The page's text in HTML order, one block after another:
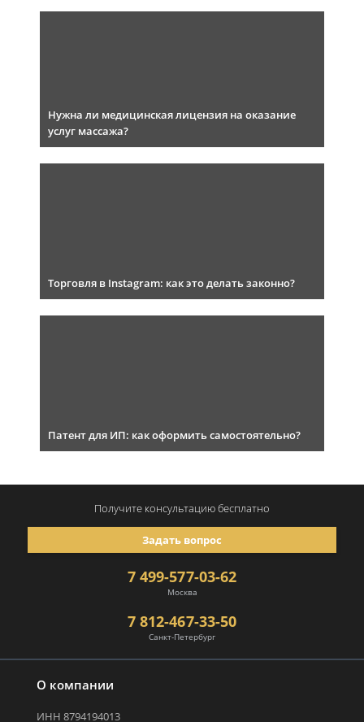
Нужна ли медицинская лицензия на оказание
услуг массажа?
Торговля в Instagram: как это делать законно?
Патент для ИП: как оформить самостоятельно?
О компании
ИНН 8794194013
7 499-577-03-62
Москва
7 812-467-33-50
Санкт-Петербург
Задать вопрос
Получите консультациюбесплатно